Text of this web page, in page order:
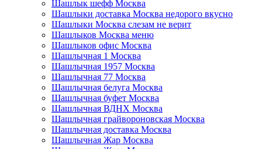
Шашлык шефф Москва
Шашлыки доставка Москва недорого вкусно
Шашлыки Москва слезам не верит
Шашлыков Москва меню
Шашлыков офис Москва
Шашлычная 1 Москва
Шашлычная 1957 Москва
Шашлычная 77 Москва
Шашлычная белуга Москва
Шашлычная буфет Москва
Шашлычная ВДНХ Москва
Шашлычная грайвороновская Москва
Шашлычная доставка Москва
Шашлычная Жар Москва